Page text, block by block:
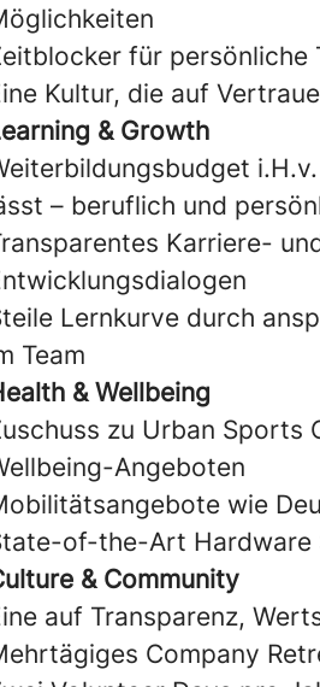
für persönliche
Kultur, die auf
& Growth
– beruflich und
Karriere-
Lernkurve durch
Team
& Wellbeing
zu Urban Sports
Angeboten
wie
of-the-Art Hardware
& Community
auf Transparenz,
Company